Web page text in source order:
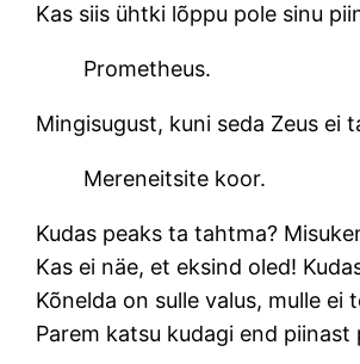
Kas siis ühtki lõppu pole sinu
Prometheus.
Mingisugust, kuni seda Zeus ei
Mereneitsite koor.
Kudas peaks ta tahtma?
Kas ei näe, et eksind oled!
Kõnelda on sulle valus, mulle ei
Parem katsu kudagi end piinast